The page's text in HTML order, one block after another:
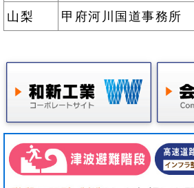
山梨
甲府河川国道事務所